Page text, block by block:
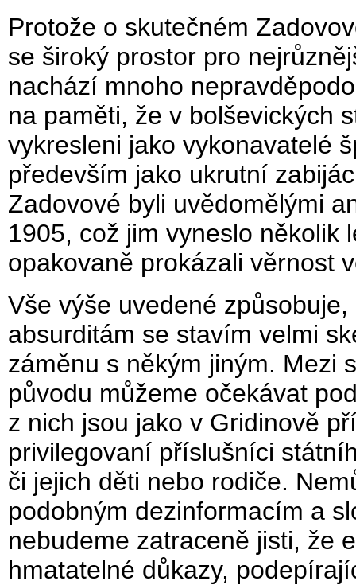
Protože o skutečném
se široký prostor pro
nachází mnoho
na paměti, že v bolševických
vykresleni jako vykonavatelé
především jako ukrutní
Zadovové byli uvědomělými
1905, což jim vyneslo několik
opakovaně prokázali věrnost
Vše výše uvedené
absurditám se stavím velmi
záměnu s někým jiným. Mezi
původu můžeme očekávat
z nich jsou jako v Gridinově
privilegovaní příslušníci
či jejich děti nebo rodiče.
podobným dezinformacím a
nebudeme zatraceně jisti, že
hmatatelné důkazy,